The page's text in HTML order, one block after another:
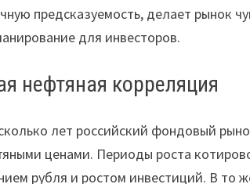
предсказуемость, делает рынок
для инвесторов.
нефтяная корреляция
лет российский фондовый
ценами. Периоды роста
рубля и ростом инвестиций. В то